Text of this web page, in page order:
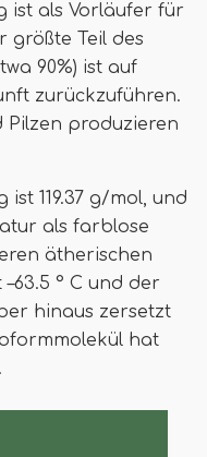
ist als Vorläufer für
größte Teil des
90%) ist auf
zurückzuführen.
Pilzen produzieren
119.37 g/mol, und
als farblose
ätherischen
° C und der
hinaus zersetzt
hat